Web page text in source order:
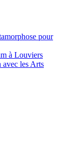
pour
à Louviers
avec les Arts